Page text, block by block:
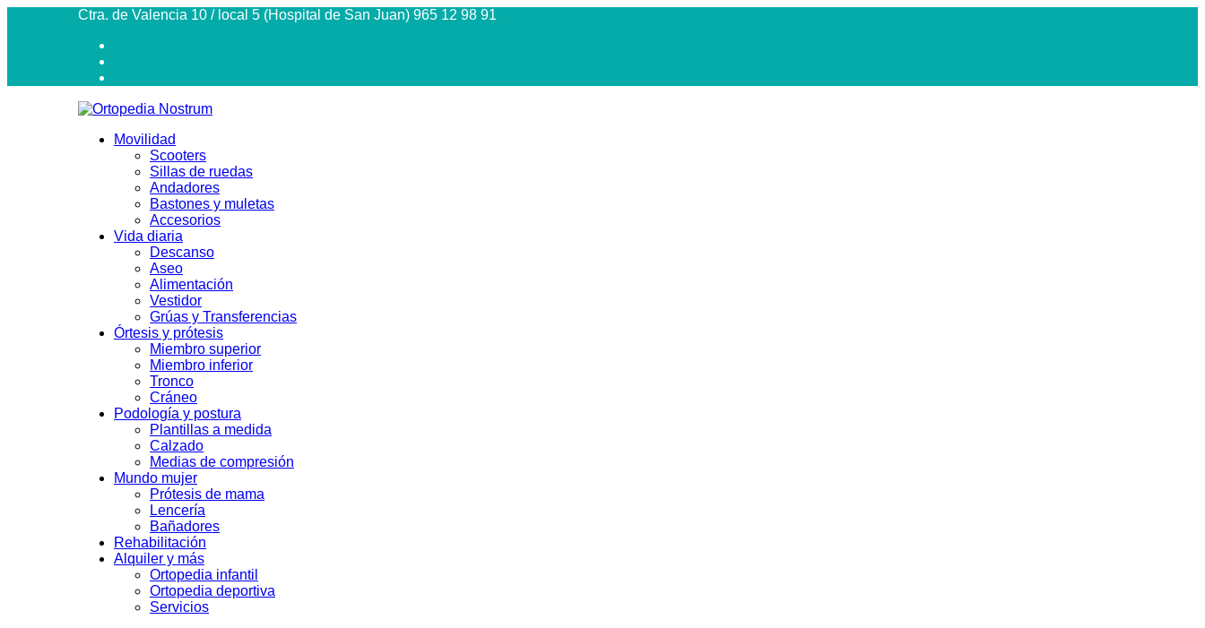
Ctra. de Valencia 10 / local 5 (Hospital de San Juan) 965 12 98 91
Movilidad
Scooters
Sillas de ruedas
Andadores
Bastones y muletas
Accesorios
Vida diaria
Descanso
Aseo
Alimentación
Vestidor
Grúas y Transferencias
Órtesis y prótesis
Miembro superior
Miembro inferior
Tronco
Cráneo
Podología y postura
Plantillas a medida
Calzado
Medias de compresión
Mundo mujer
Prótesis de mama
Lencería
Bañadores
Rehabilitación
Alquiler y más
Ortopedia infantil
Ortopedia deportiva
Servicios